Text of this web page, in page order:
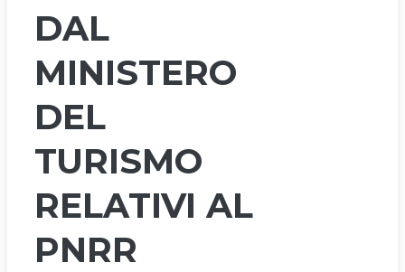
DAL
MINISTERO
DEL
TURISMO
RELATIVI AL
PNRR